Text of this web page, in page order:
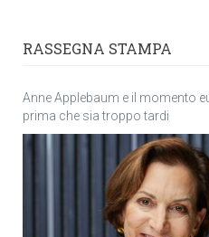
RASSEGNA STAMPA
Anne Applebaum e il momento
prima che sia troppo tardi